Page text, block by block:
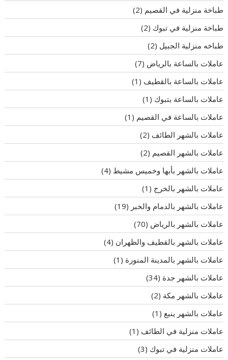
طباخة منزلية في القصيم (2)
طباخة منزلية في تبوك (2)
طباخه منزلية الجبيل (2)
عاملات بالساعة بالرياض (7)
عاملات بالساعة بالقطيف (1)
عاملات بالساعة بتبوك (1)
عاملات بالساعة في القصيم (1)
عاملات بالشهر الطائف (2)
عاملات بالشهر القصيم (2)
عاملات بالشهر بأبها وخميس مشيط (4)
عاملات بالشهر بالخرج (1)
عاملات بالشهر بالدمام والخبر (19)
عاملات بالشهر بالرياض (70)
عاملات بالشهر بالقطيف والظهران (4)
عاملات بالشهر بالمدينة المنورة (1)
عاملات بالشهر جدة (34)
عاملات بالشهر مكة (2)
عاملات بالشهر ينبع (1)
عاملات منزلية في الطائف (1)
عاملات منزلية في تبوك (3)